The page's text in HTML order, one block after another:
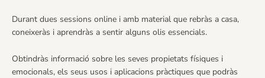
Durant dues sessions online i amb material que rebràs a casa,
coneixeràs i aprendràs a sentir alguns olis essencials.
Obtindràs informació sobre les seves propietats físiques i
emocionals, els seus usos i aplicacions pràctiques que podràs